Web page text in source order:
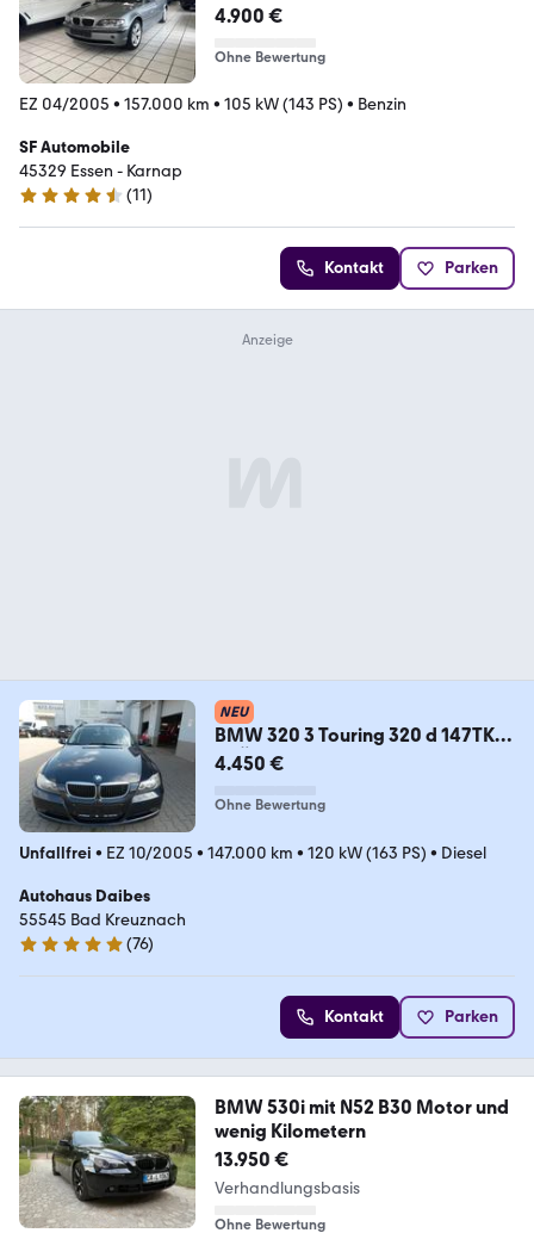
4.900 €
Ohne Bewertung
EZ 04/2005 • 157.000 km • 105 kW (143 PS) • Benzin
SF Automobile
45329 Essen - Karnap
4.7 Sterne
(11)
Kontakt Parken
NEU
BMW 320 3 Touring 320 d 147TKM
/ TÜV NEU
4.450 €
Ohne Bewertung
Unfallfrei • EZ 10/2005 • 147.000 km • 120 kW (163 PS) • Diesel
Autohaus Daibes
55545 Bad Kreuznach
5 Sterne
(76)
Kontakt Parken
BMW 530i mit N52 B30 Motor und
wenig Kilometern
13.950 €
Verhandlungsbasis
Ohne Bewertung